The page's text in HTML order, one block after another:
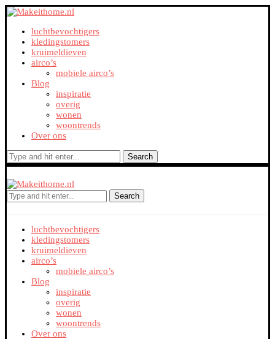
luchtbevochtigers
kledingstomers
kruimeldieven
airco’s
mobiele airco’s
Blog
inspiratie
overig
wonen
woontrends
Over ons
Search
Search
luchtbevochtigers
kledingstomers
kruimeldieven
airco’s
mobiele airco’s
Blog
inspiratie
overig
wonen
woontrends
Over ons